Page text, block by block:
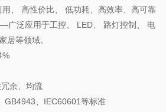
、 高性价比、 低功耗、高效率、高可靠
广泛应用于工控、 LED、 路灯控制、 电
居等领域。
余、均流
GB4943、IEC60601等标准